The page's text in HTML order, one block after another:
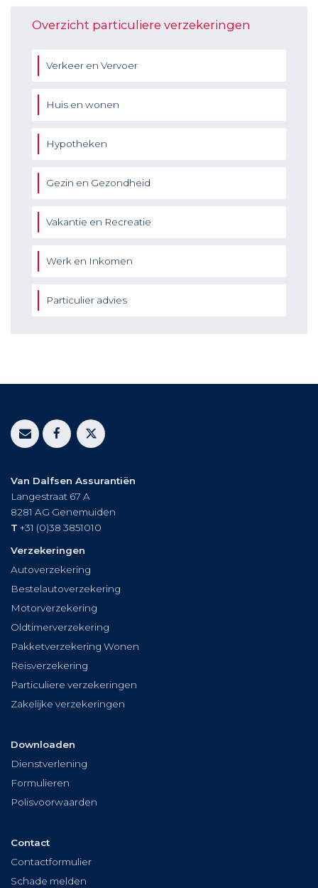
Overzicht particuliere verzekeringen
Verkeer en Vervoer
Huis en wonen
Hypotheken
Gezin en Gezondheid
Vakantie en Recreatie
Werk en Inkomen
Particulier advies
Van Dalfsen Assurantiën
Langestraat 67 A
8281 AG Genemuiden
T +31 (0)38 3851010
Verzekeringen
Autoverzekering
Bestelautoverzekering
Motorverzekering
Oldtimerverzekering
Pakketverzekering Wonen
Reisverzekering
Particuliere verzekeringen
Zakelijke verzekeringen
Downloaden
Dienstverlening
Formulieren
Polisvoorwaarden
Contact
Contactformulier
Schade melden